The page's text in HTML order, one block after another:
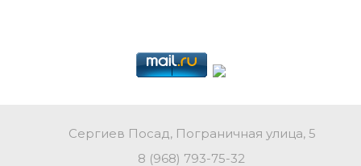
Сергиев Посад, Пограничная улица, 5
8 (968) 793-75-32